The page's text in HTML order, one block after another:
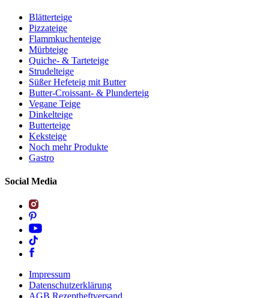
Blätterteige
Pizzateige
Flammkuchenteige
Mürbteige
Quiche- & Tarteteige
Strudelteige
Süßer Hefeteig mit Butter
Butter-Croissant- & Plunderteig
Vegane Teige
Dinkelteige
Butterteige
Keksteige
Noch mehr Produkte
Gastro
Social Media
Impressum
Datenschutzerklärung
AGB Rezeptheftversand